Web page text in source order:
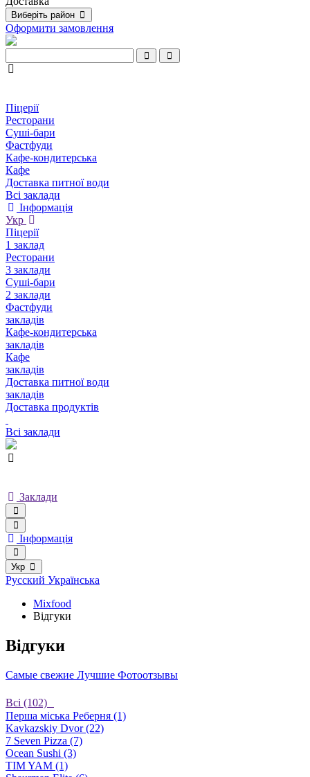
Виберіть район
Оформити замовлення
Піцерії
Ресторани
Суші-бари
Фастфуди
Кафе-кондитерська
Кафе
Доставка питної води
Всі заклади
Інформація
Укр
Піцерії
1 заклад
Ресторани
3 заклади
Суші-бари
2 заклади
Фастфуди
закладів
Кафе-кондитерська
закладів
Кафе
закладів
Доставка питної води
закладів
Доставка продуктів
Всі заклади
Заклади
Інформація
Укр
Русский Українська
Mixfood
Відгуки
Відгуки
Самые свежие Лучшие Фотоотзывы
Bсі (102)
Перша міська Реберня (1)
Kavkazskiy Dvor (22)
7 Seven Pizza (7)
Ocean Sushi (3)
TIM YAM (1)